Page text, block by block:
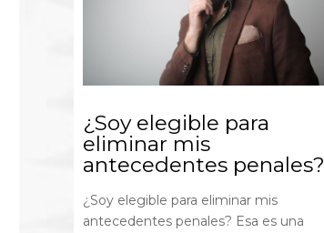
¿Soy elegible para
eliminar mis
antecedentes penales?
¿Soy elegible para eliminar mis
antecedentes penales? Esa es una